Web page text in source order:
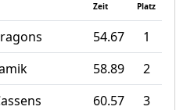
Zeit Platz
54.67
1
58.89
2
60.57 3